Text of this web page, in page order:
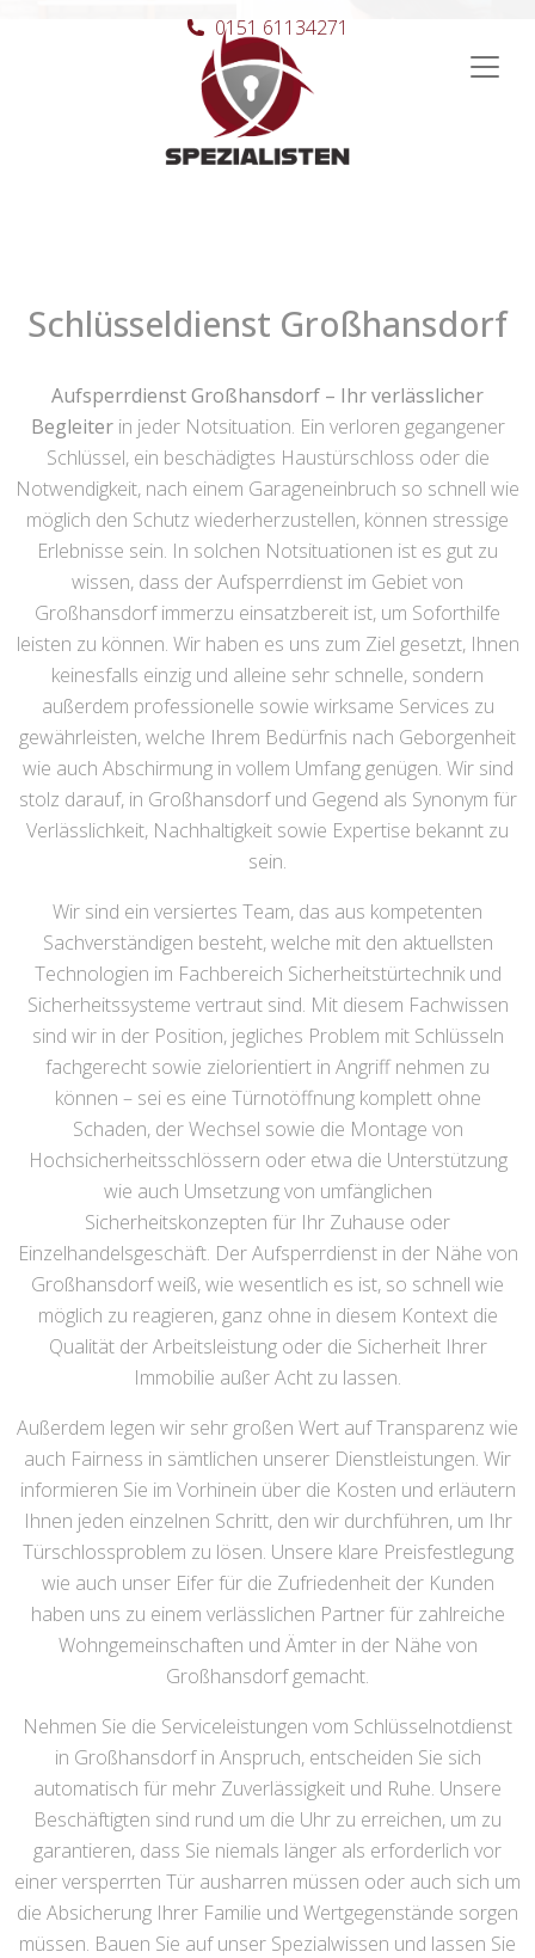
Hauptnavigation
0151 61134271
Schlüsseldienst Großhansdorf
Aufsperrdienst Großhansdorf – Ihr verlässlicher
Begleiterin jeder Notsituation. Ein verloren gegangener
Schlüssel, ein beschädigtes Haustürschloss oder die
Notwendigkeit, nach einem Garageneinbruch so schnell wie
möglich den Schutz wiederherzustellen, können stressige
Erlebnisse sein. In solchen Notsituationen ist es gut zu
wissen, dass der Aufsperrdienst im Gebiet von
Großhansdorf immerzu einsatzbereit ist, um Soforthilfe
leisten zu können. Wir haben es uns zum Ziel gesetzt, Ihnen
keinesfalls einzig und alleine sehr schnelle, sondern
außerdem professionelle sowie wirksame Services zu
gewährleisten, welche Ihrem Bedürfnis nach Geborgenheit
wie auch Abschirmung in vollem Umfang genügen. Wir sind
stolz darauf, in Großhansdorf und Gegend als Synonym für
Verlässlichkeit, Nachhaltigkeit sowie Expertise bekannt zu
sein.
Wir sind ein versiertes Team, das aus kompetenten
Sachverständigen besteht, welche mit den aktuellsten
Technologien im Fachbereich Sicherheitstürtechnik und
Sicherheitssysteme vertraut sind. Mit diesem Fachwissen
sind wir in der Position, jegliches Problem mit Schlüsseln
fachgerecht sowie zielorientiert in Angriff nehmen zu
können – sei es eine Türnotöffnung komplett ohne
Schaden, der Wechsel sowie die Montage von
Hochsicherheitsschlössern oder etwa die Unterstützung
wie auch Umsetzung von umfänglichen
Sicherheitskonzepten für Ihr Zuhause oder
Einzelhandelsgeschäft. Der Aufsperrdienst in der Nähe von
Großhansdorf weiß, wie wesentlich es ist, so schnell wie
möglich zu reagieren, ganz ohne in diesem Kontext die
Qualität der Arbeitsleistung oder die Sicherheit Ihrer
Immobilie außer Acht zu lassen.
Außerdem legen wir sehr großen Wert auf Transparenz wie
auch Fairness in sämtlichen unserer Dienstleistungen. Wir
informieren Sie im Vorhinein über die Kosten und erläutern
Ihnen jeden einzelnen Schritt, den wir durchführen, um Ihr
Türschlossproblem zu lösen. Unsere klare Preisfestlegung
wie auch unser Eifer für die Zufriedenheit der Kunden
haben uns zu einem verlässlichen Partner für zahlreiche
Wohngemeinschaften und Ämter in der Nähe von
Großhansdorf gemacht.
Nehmen Sie die Serviceleistungen vom Schlüsselnotdienst
in Großhansdorf in Anspruch, entscheiden Sie sich
automatisch für mehr Zuverlässigkeit und Ruhe. Unsere
Beschäftigten sind rund um die Uhr zu erreichen, um zu
garantieren, dass Sie niemals länger als erforderlich vor
einer versperrten Tür ausharren müssen oder auch sich um
die Absicherung Ihrer Familie und Wertgegenstände sorgen
müssen. Bauen Sie auf unser Spezialwissen und lassen Sie